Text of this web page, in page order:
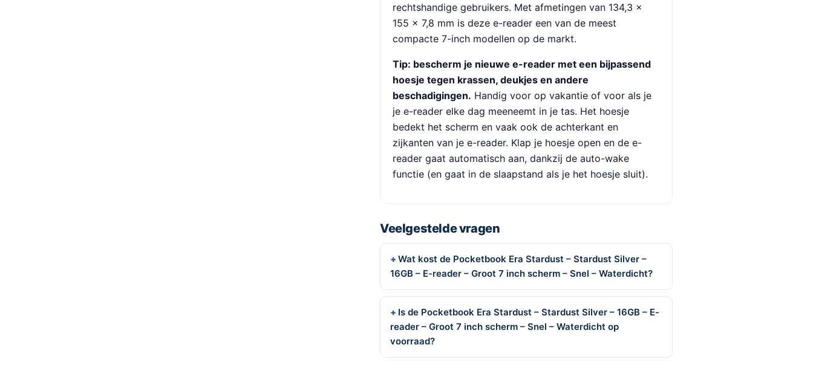
rechtshandige gebruikers. Met afmetingen van 134,3 ×
155 × 7,8 mm is deze e-reader een van de meest
compacte 7-inch modellen op de markt.
Tip: bescherm je nieuwe e-reader met een bijpassend
hoesje tegen krassen, deukjes en andere
beschadigingen. Handig voor op vakantie of voor als je
je e-reader elke dag meeneemt in je tas. Het hoesje
bedekt het scherm en vaak ook de achterkant en
zijkanten van je e-reader. Klap je hoesje open en de e-
reader gaat automatisch aan, dankzij de auto-wake
functie (en gaat in de slaapstand als je het hoesje sluit).
Veelgestelde vragen
Wat kost de Pocketbook Era Stardust – Stardust Silver –
16GB – E-reader – Groot 7 inch scherm – Snel – Waterdicht?
Is de Pocketbook Era Stardust – Stardust Silver – 16GB – E-
reader – Groot 7 inch scherm – Snel – Waterdicht op
voorraad?